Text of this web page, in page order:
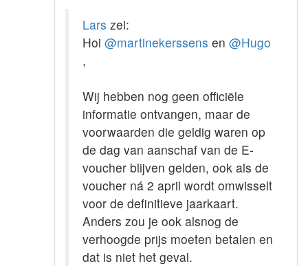
Lars zei:
Hoi @martinekerssens en @Hugo
,
Wij hebben nog geen officiële
informatie ontvangen, maar de
voorwaarden die geldig waren op
de dag van aanschaf van de E-
voucher blijven gelden, ook als de
voucher ná 2 april wordt omwisselt
voor de definitieve jaarkaart.
Anders zou je ook alsnog de
verhoogde prijs moeten betalen en
dat is niet het geval.